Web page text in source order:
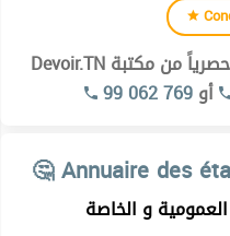
حصرياً من مكتبة Devoir.TN
أو99 062 769
🤔 Annuaire des
و الخاصة